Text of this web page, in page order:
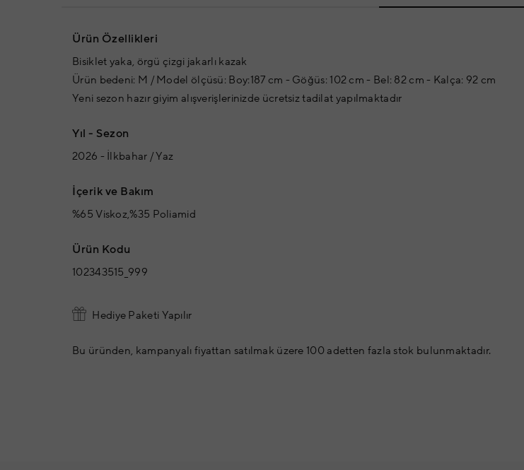
Ürün Özellikleri
Bisiklet yaka, örgü çizgi jakarlı kazak
Ürün bedeni: M / Model ölçüsü: Boy:187 cm - Göğüs: 102 cm - Bel: 82 cm - Kalça: 92 cm
Yeni sezon hazır giyim alışverişlerinizde ücretsiz tadilat yapılmaktadır
Yıl - Sezon
2026 - İlkbahar / Yaz
İçerik ve Bakım
%65 Viskoz,%35 Poliamid
Ürün Kodu
102343515_999
Hediye Paketi Yapılır
Bu üründen, kampanyalı fiyattan satılmak üzere 100 adetten fazla stok bulunmaktadır.